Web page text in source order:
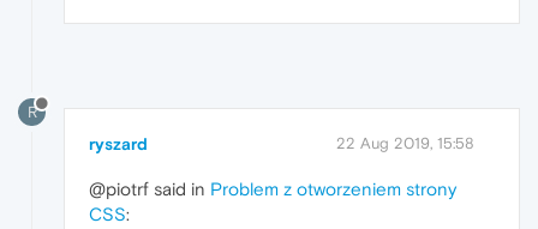
R
ryszard 22 Aug 2019, 15:58
@piotrf said in Problem z otworzeniem strony
CSS: